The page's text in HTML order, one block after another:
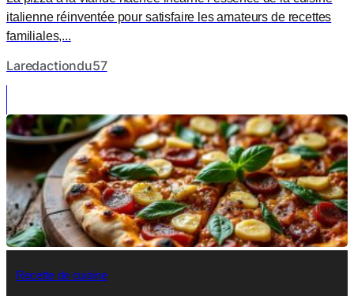
italienne réinventée pour satisfaire les amateurs de recettes
familiales,...
Laredactiondu57
Recette de cuisine